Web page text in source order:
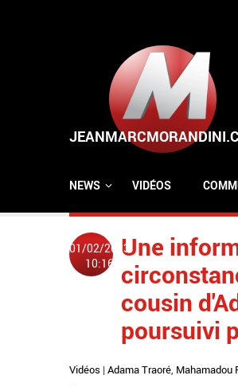
NEWS VIDÉOS
01/02/2023
10:16
Une
cousin
poursuivi
Vidéos | Adama Traoré, Mahamadou